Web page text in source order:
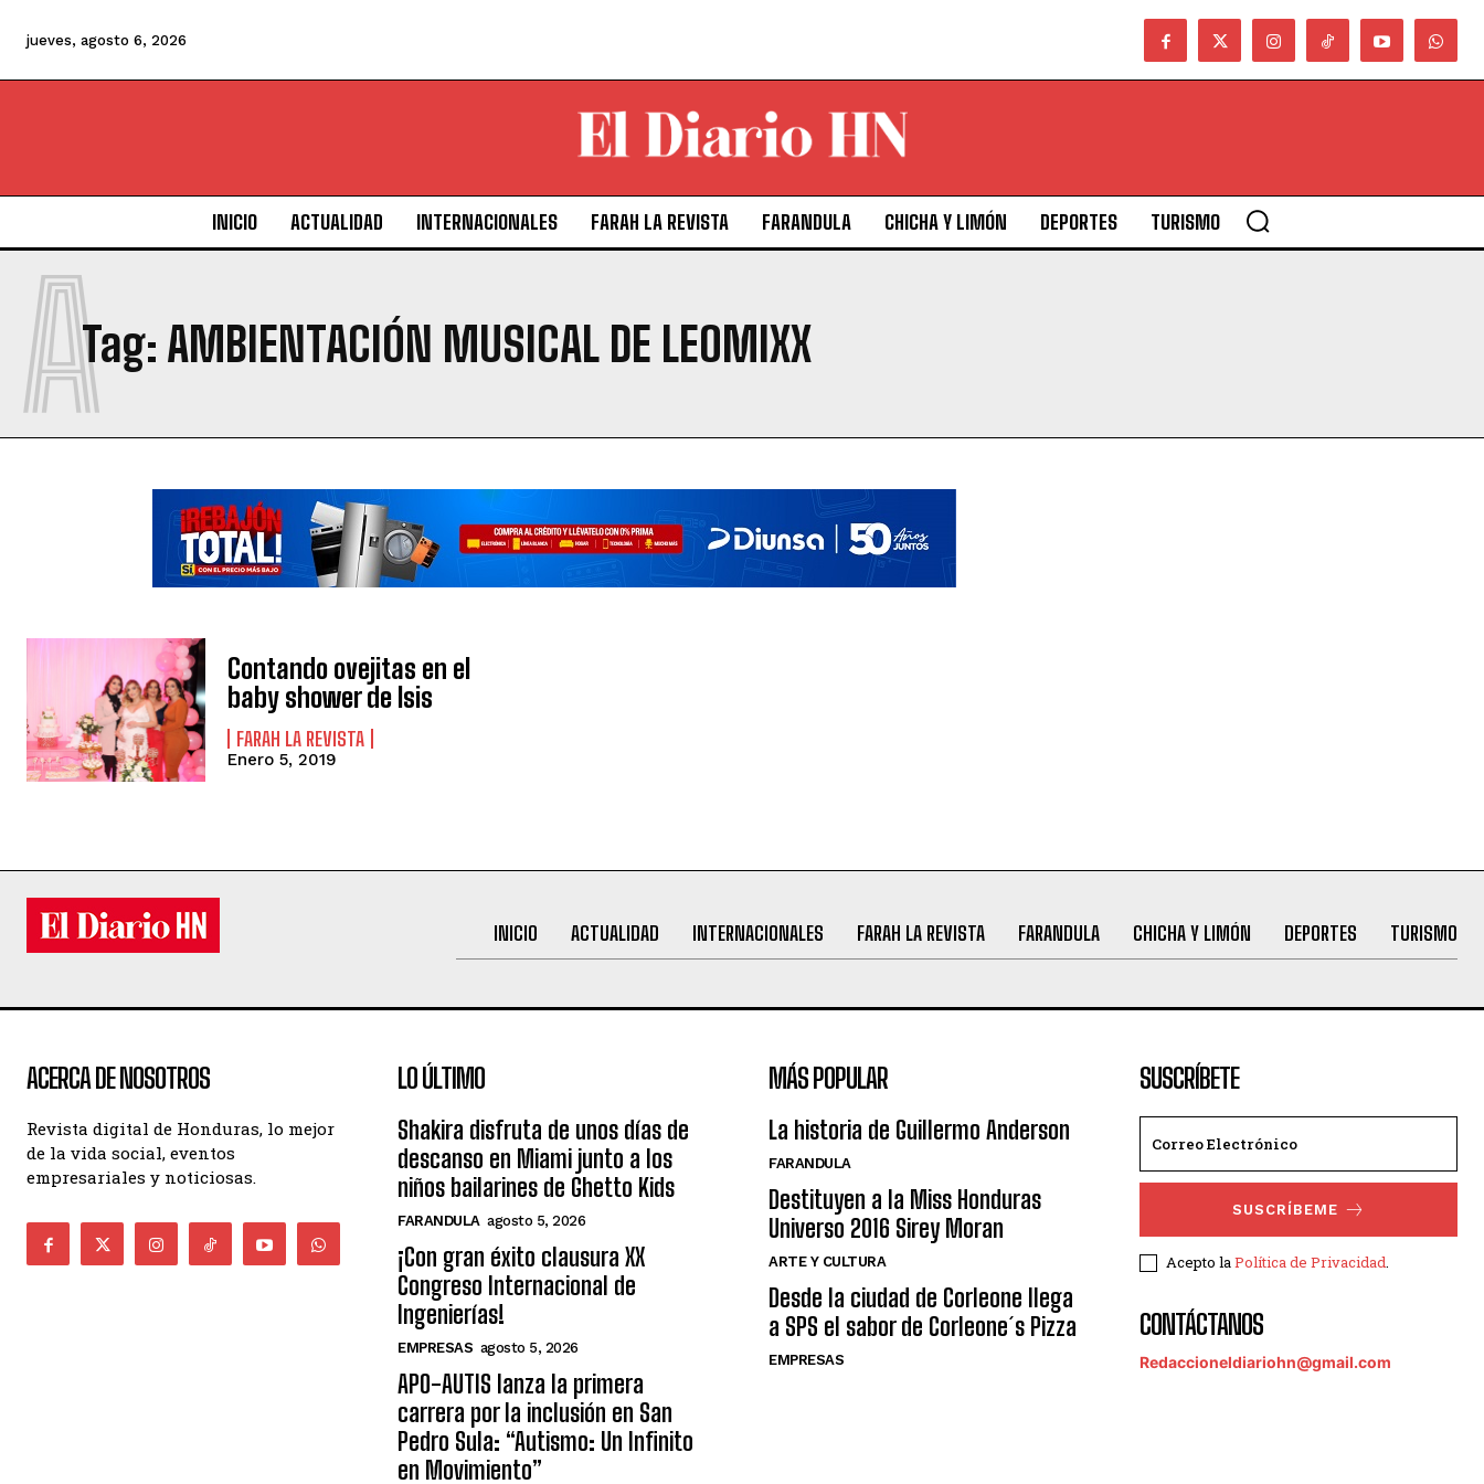
jueves, agosto 6, 2026
INICIO ACTUALIDAD INTERNACIONALES FARAH LA REVISTA FARANDULA CHICHA Y LIMÓN DEPORTES TURISMO
Tag: AMBIENTACIÓN MUSICAL DE LEOMIXX
A
Contando ovejitas en el
baby shower de Isis
FARAH LA REVISTA
Enero 5, 2019
INICIO ACTUALIDAD INTERNACIONALES FARAH LA REVISTA FARANDULA CHICHA Y LIMÓN DEPORTES TURISMO
ACERCA DE NOSOTROS
Revista digital de Honduras, lo mejor
de la vida social, eventos
empresariales y noticiosas.
LO ÚLTIMO
Shakira disfruta de unos días de
descanso en Miami junto a los
niños bailarines de Ghetto Kids
FARANDULA agosto 5, 2026
¡Con gran éxito clausura XX
Congreso Internacional de
Ingenierías!
EMPRESAS agosto 5, 2026
APO-AUTIS lanza la primera
carrera por la inclusión en San
Pedro Sula: “Autismo: Un Infinito
en Movimiento”
MÁS POPULAR
La historia de Guillermo Anderson
FARANDULA
Destituyen a la Miss Honduras
Universo 2016 Sirey Moran
ARTE Y CULTURA
Desde la ciudad de Corleone llega
a SPS el sabor de Corleone´s Pizza
EMPRESAS
SUSCRÍBETE
SUSCRÍBEME
Acepto laPolítica de Privacidad.
CONTÁCTANOS
Redaccioneldiariohn@gmail.com